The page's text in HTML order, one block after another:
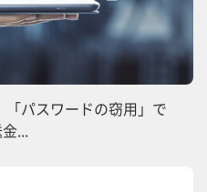
パスワードの窃用」で
...